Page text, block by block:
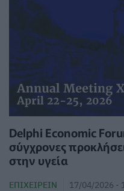
Delphi Economic
σύγχρονες
στην υγεία
ΕΠΙΧΕΙΡΕΊΝ 17/04/2026 -